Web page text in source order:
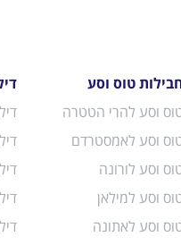
טוס וסע
וסע להרי הטטרה
וסע לאמסטרדם
וסע לורונה
וסע למילאן
וסע לאתונה